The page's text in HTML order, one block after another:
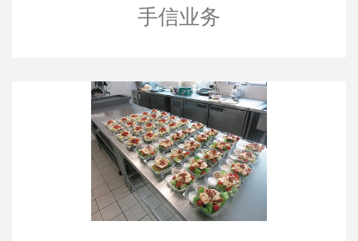
手信业务
机构膳食服务